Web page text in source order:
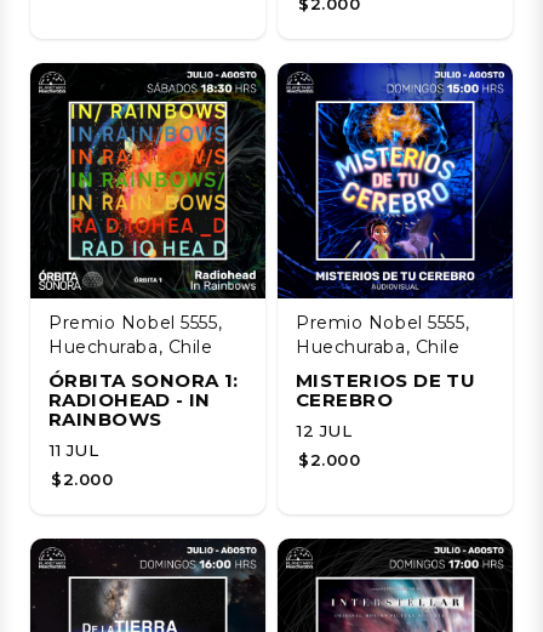
Premio Nobel 5555,
Huechuraba, Chile
ÓRBITA SONORA 1:
RADIOHEAD - IN
RAINBOWS
11 JUL
$2.000
Premio Nobel 5555,
Huechuraba, Chile
MISTERIOS DE TU
CEREBRO
12 JUL
$2.000